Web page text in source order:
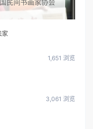
家
1,651 浏览
3,061 浏览